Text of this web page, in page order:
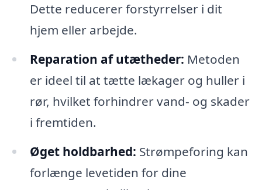
Dette reducerer forstyrrelser i dit
hjem eller arbejde.
Reparation af utætheder: Metoden
er ideel til at tætte lækager og huller i
rør, hvilket forhindrer vand- og skader
i fremtiden.
Øget holdbarhed: Strømpeforing kan
forlænge levetiden for dine